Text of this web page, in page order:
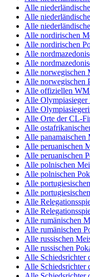
Alle
Alle
Alle
Alle nordirischen
Alle nordirischen
Alle
Alle
Alle norwegischen
Alle norwegischen
Alle offiziellen
Alle Olympiasieger
Alle
Alle Orte der CL-
Alle
Alle panamaischen
Alle peruanischen
Alle peruanischen
Alle polnischen
Alle polnischen
Alle
Alle
Alle
Alle
Alle rumänischen
Alle rumänischen
Alle russischen
Alle russischen
Alle Schiedsrichter
Alle Schiedsrichter